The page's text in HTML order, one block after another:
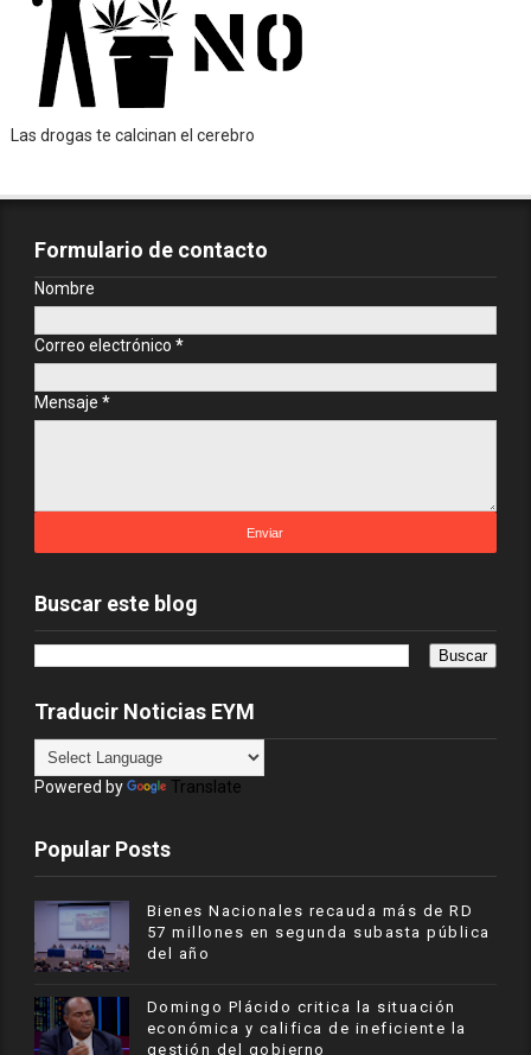
Las drogas te calcinan el cerebro
Formulario de contacto
Nombre
Correo electrónico *
Mensaje *
Buscar este blog
Traducir Noticias EYM
Powered by Translate
Popular Posts
Bienes Nacionales recauda más de RD
57 millones en segunda subasta pública
del año
​Domingo Plácido critica la situación
económica y califica de ineficiente la
gestión del gobierno